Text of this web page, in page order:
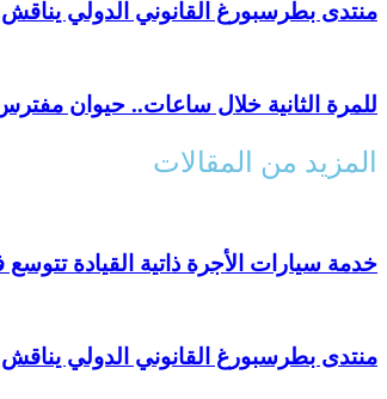
منتدى بطرسبورغ القانوني الدولي
للمرة الثانية خلال ساعات.. حيوان مفترس يعقر 9 أشخاص في
المزيد من المقالات
خدمة سيارات الأجرة ذاتية القيادة تتوسع
منتدى بطرسبورغ القانوني الدولي